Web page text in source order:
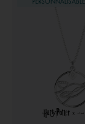
PERSONNALISABLE